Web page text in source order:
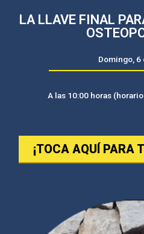
LA LLAVE FINAL
Domingo, 6
A las 10:00 horas
¡TOCA AQUÍ PARA